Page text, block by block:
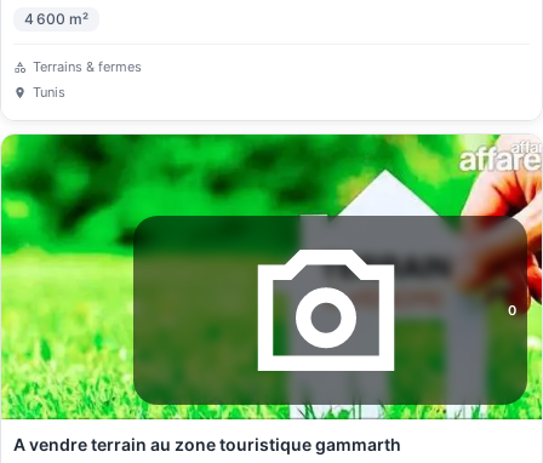
4 600 m²
Terrains & fermes
Tunis
0
A vendre terrain au zone touristique gammarth